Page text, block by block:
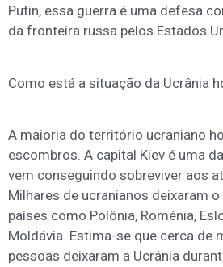
Putin, essa guerra é uma defesa
da fronteira russa pelos Estados
Como está a situação da Ucrânia
A maioria do território ucraniano
escombros. A capital Kiev é uma
vem conseguindo sobreviver aos
Milhares de ucranianos deixaram
países como Polônia, Roménia,
Moldávia. Estima-se que cerca de
pessoas deixaram a Ucrânia